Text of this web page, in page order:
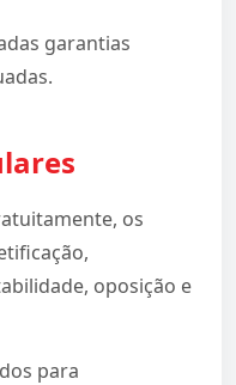
garantias
os
oposição e
para